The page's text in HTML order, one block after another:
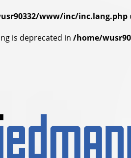
www/inc/inc.lang.php
is deprecated in /home/